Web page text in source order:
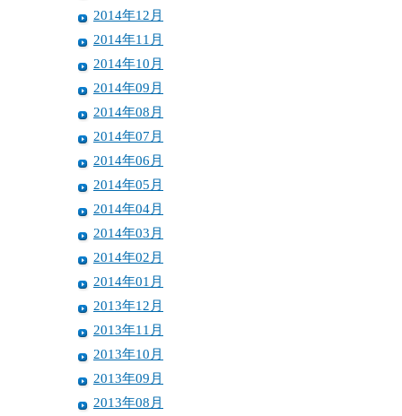
2014年12月
2014年11月
2014年10月
2014年09月
2014年08月
2014年07月
2014年06月
2014年05月
2014年04月
2014年03月
2014年02月
2014年01月
2013年12月
2013年11月
2013年10月
2013年09月
2013年08月